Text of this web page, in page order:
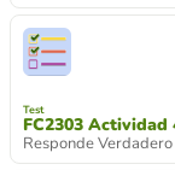
Test
FC2303 Actividad
Responde